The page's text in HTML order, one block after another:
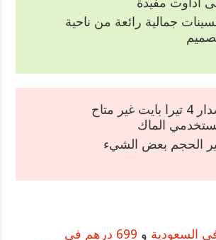
جمالية رائعة من ناحية
إصدار 4 تيرا بايت غير متاح
الماك
الحجم بعض الشيء
السعودية و
699 درهم في